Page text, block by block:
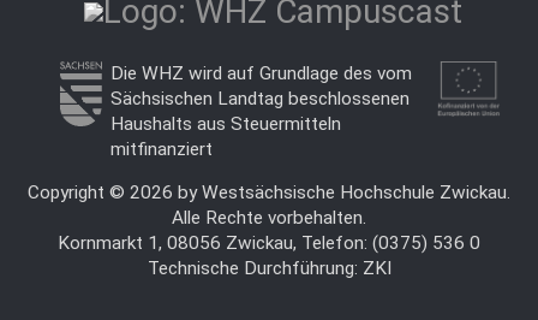
Die WHZ wird auf Grundlage des vom
Sächsischen Landtag beschlossenen
Haushalts aus Steuermitteln
mitfinanziert
Copyright © 2026 by Westsächsische Hochschule Zwickau.
Alle Rechte vorbehalten.
Kornmarkt 1, 08056 Zwickau, Telefon: (0375) 536 0
Technische Durchführung: ZKI